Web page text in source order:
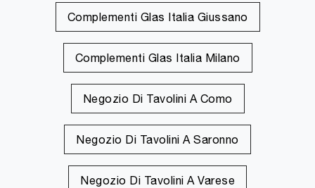
Complementi Glas Italia Giussano
Complementi Glas Italia Milano
Negozio Di Tavolini A Como
Negozio Di Tavolini A Saronno
Negozio Di Tavolini A Varese